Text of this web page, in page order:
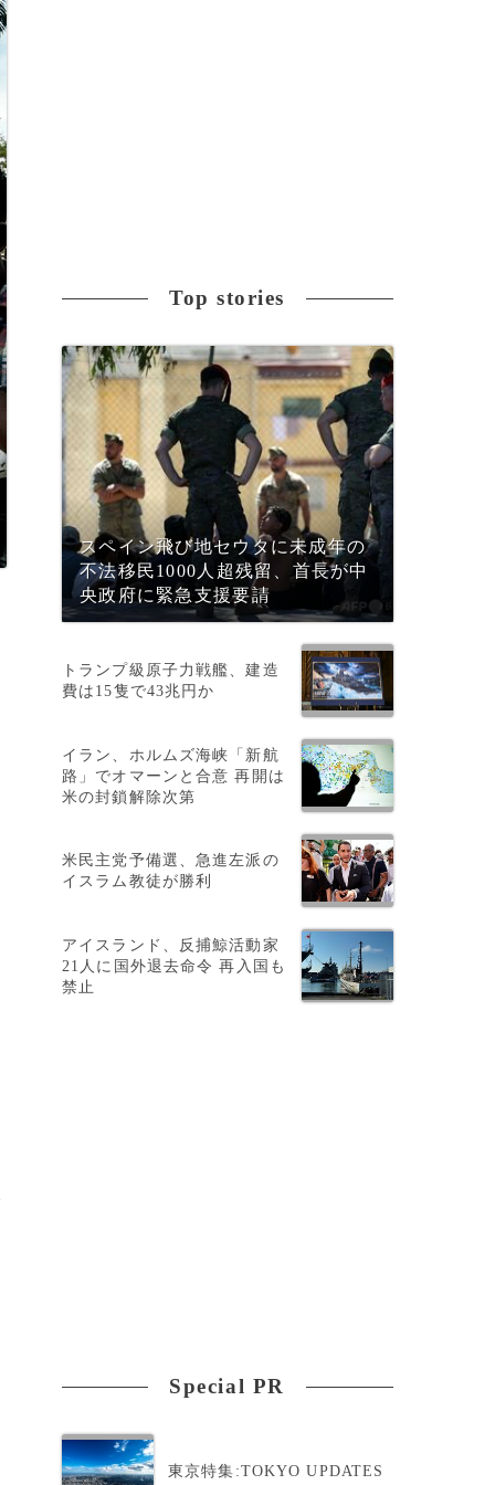
Top stories
スペイン飛び地セウタに未成年の
不法移民1000人超残留、首長が中
央政府に緊急支援要請
トランプ級原子力戦艦、建造
費は15隻で43兆円か
イラン、ホルムズ海峡「新航
路」でオマーンと合意 再開は
米の封鎖解除次第
米民主党予備選、急進左派の
イスラム教徒が勝利
アイスランド、反捕鯨活動家
21人に国外退去命令 再入国も
禁止
Special PR
東京特集:TOKYO UPDATES